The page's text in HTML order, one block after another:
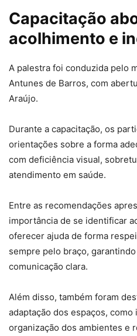
Capacitação
acolhimento e
A palestra foi conduzida pelo
Antunes de Barros, com
Araújo.
Durante a capacitação, os
orientações sobre a forma
com deficiência visual,
atendimento em saúde.
Entre as recomendações
importância de se identificar
oferecer ajuda de forma
sempre pelo braço,
comunicação clara.
Além disso, também foram
adaptação dos espaços, como
organização dos ambientes e